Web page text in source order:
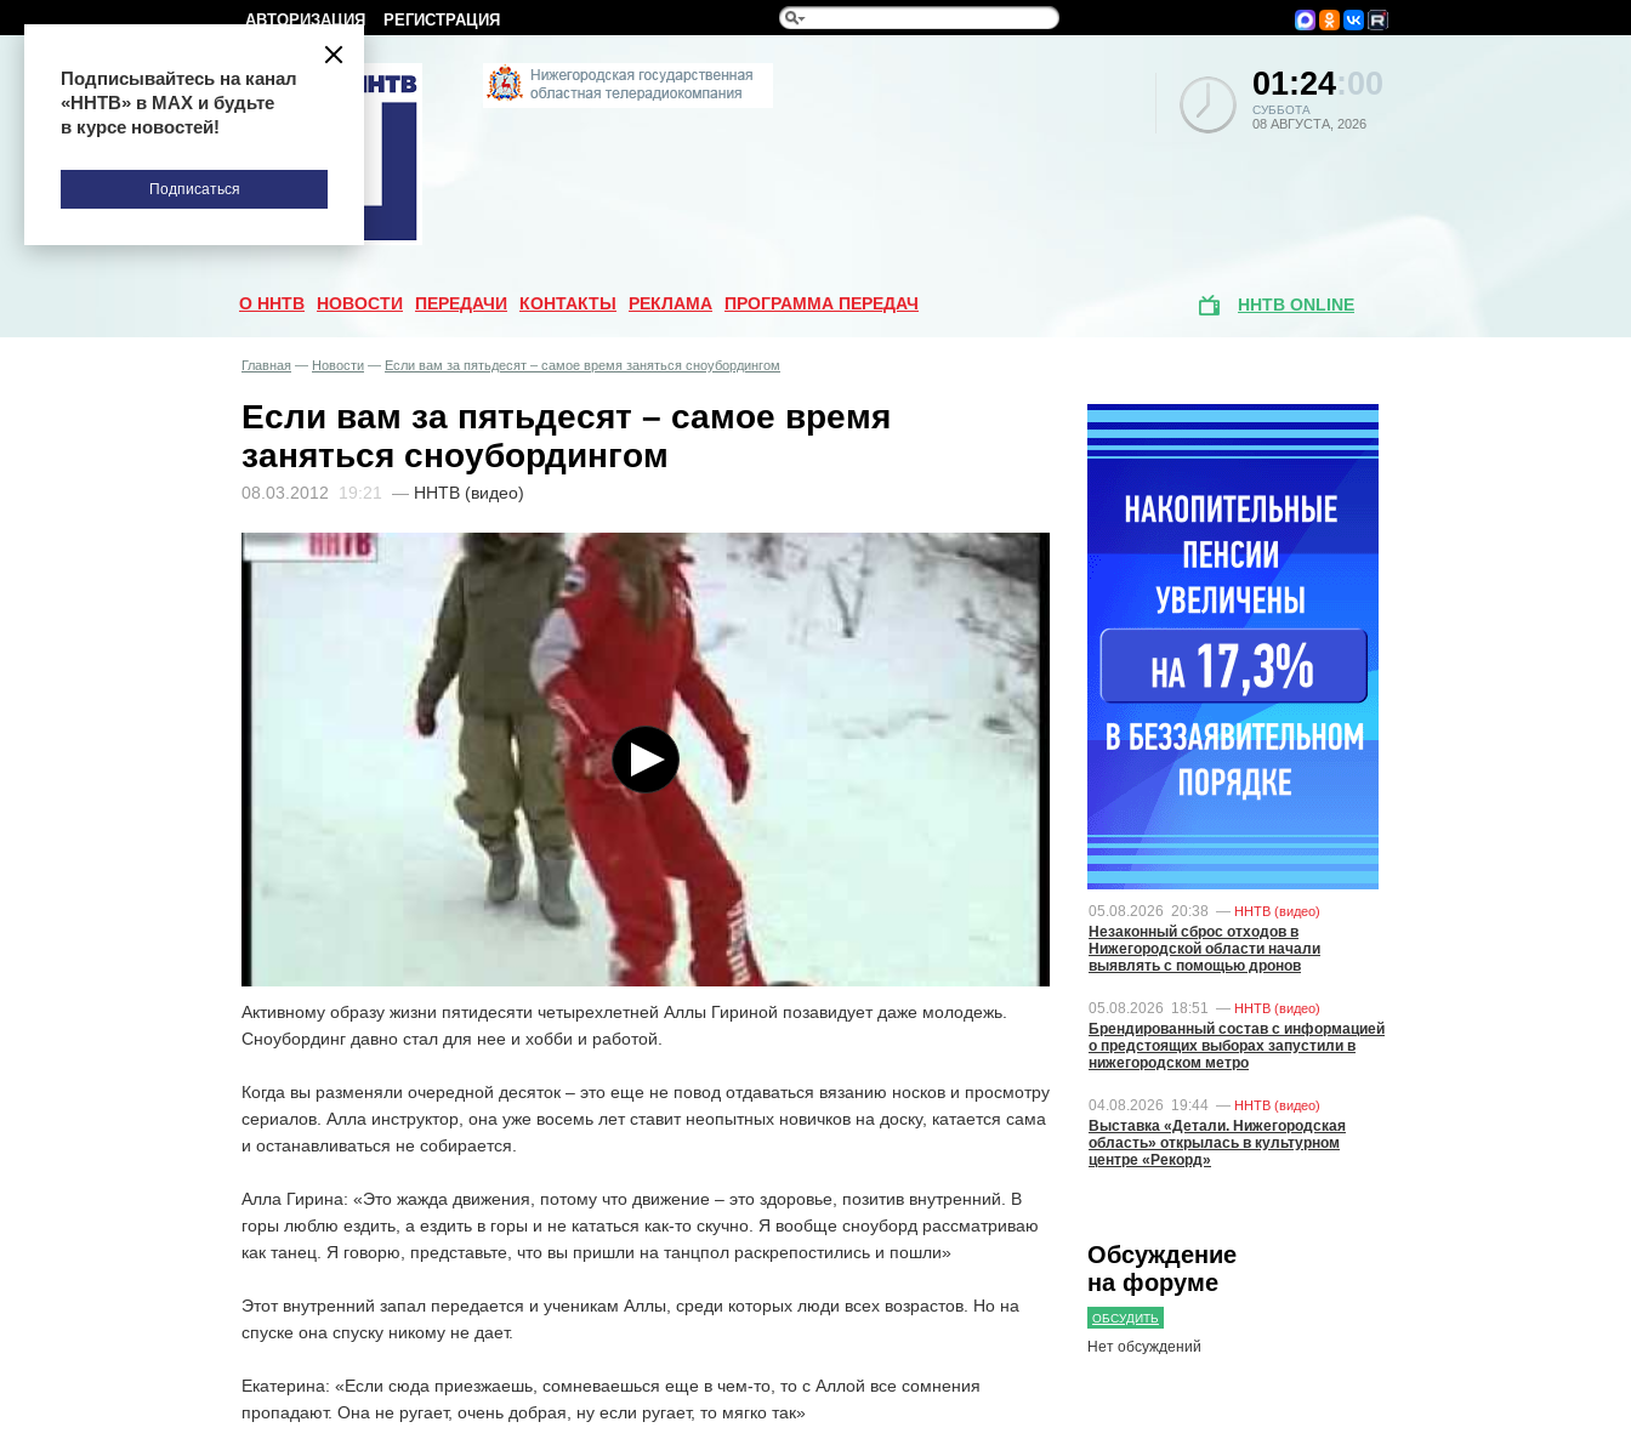
АВТОРИЗАЦИЯ РЕГИСТРАЦИЯ
01:24:00
СУББОТА
08 АВГУСТА, 2026
О ННТВ НОВОСТИ ПЕРЕДАЧИ КОНТАКТЫ РЕКЛАМА ПРОГРАММА ПЕРЕДАЧ ННТВ ONLINE
Главная — Новости — Если вам за пятьдесят – самое время заняться сноубордингом
Если вам за пятьдесят – самое время
заняться сноубордингом
08.03.2012 19:21 — ННТВ (видео)
Активному образу жизни пятидесяти четырехлетней Аллы Гириной позавидует даже молодежь.
Сноубординг давно стал для нее и хобби и работой.
Когда вы разменяли очередной десяток – это еще не повод отдаваться вязанию носков и просмотру
сериалов. Алла инструктор, она уже восемь лет ставит неопытных новичков на доску, катается сама
и останавливаться не собирается.
Алла Гирина: «Это жажда движения, потому что движение – это здоровье, позитив внутренний. В
горы люблю ездить, а ездить в горы и не кататься как-то скучно. Я вообще сноуборд рассматриваю
как танец. Я говорю, представьте, что вы пришли на танцпол раскрепостились и пошли»
Этот внутренний запал передается и ученикам Аллы, среди которых люди всех возрастов. Но на
спуске она спуску никому не дает.
Екатерина: «Если сюда приезжаешь, сомневаешься еще в чем-то, то с Аллой все сомнения
пропадают. Она не ругает, очень добрая, ну если ругает, то мягко так»
05.08.2026 20:38 — ННТВ (видео)
Незаконный сброс отходов в
Нижегородской области начали
выявлять с помощью дронов
05.08.2026 18:51 — ННТВ (видео)
Брендированный состав с информацией
о предстоящих выборах запустили в
нижегородском метро
04.08.2026 19:44 — ННТВ (видео)
Выставка «Детали. Нижегородская
область» открылась в культурном
центре «Рекорд»
Обсуждение
на форуме
ОБСУДИТЬ
Нет обсуждений
Подписывайтесь на канал
«ННТВ» в МАХ и будьте
в курсе новостей!
Подписаться